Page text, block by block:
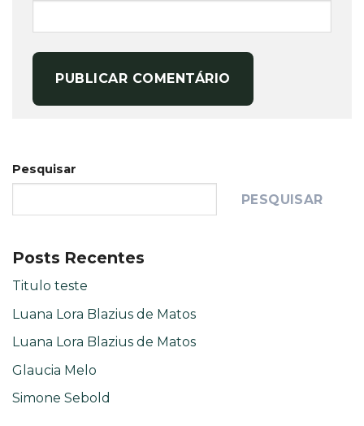
Pesquisar
PESQUISAR
Posts Recentes
Titulo teste
Luana Lora Blazius de Matos
Luana Lora Blazius de Matos
Glaucia Melo
Simone Sebold